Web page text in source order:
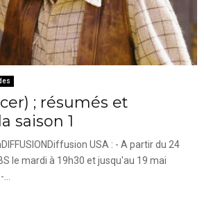
; résumés et
saison 1
USA : - A partir du 24
le mardi à 19h30 et jusqu'au 19 mai
...